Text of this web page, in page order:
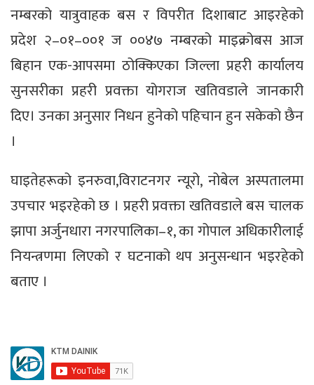
नम्बरको यात्रुवाहक बस र विपरीत दिशाबाट आइरहेको
प्रदेश २–०१–००१ ज ००४७ नम्बरको माइक्रोबस आज
बिहान एक-आपसमा ठोक्किएका जिल्ला प्रहरी कार्यालय
सुनसरीका प्रहरी प्रवक्ता योगराज खतिवडाले जानकारी
दिए। उनका अनुसार निधन हुनेको पहिचान हुन सकेको छैन
।
घाइतेहरूको इनरुवा,विराटनगर न्यूरो, नोबेल अस्पतालमा
उपचार भइरहेको छ । प्रहरी प्रवक्ता खतिवडाले बस चालक
झापा अर्जुनधारा नगरपालिका–१, का गोपाल अधिकारीलाई
नियन्त्रणमा लिएको र घटनाको थप अनुसन्धान भइरहेको
बताए ।